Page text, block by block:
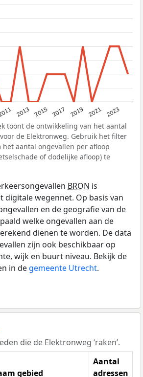
2013 2015 2017 2019 2021 2023
toont de ontwikkeling van het aantal
de Elektronweg. Gebruik het filter
het aantal ongevallen per afloop
of dodelijke afloop) te
BRON is
digitale wegennet. Op basis van
en de geografie van de
welke ongevallen aan de
dienen te worden. De data
zijn ook beschikbaar op
wijk en buurt niveau. Bekijk de
in de gemeente Utrecht.
die de Elektronweg ‘raken’.
gebied
Aantal
adressen